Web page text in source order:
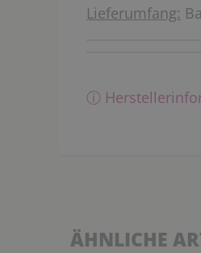
Lieferumfang:
ⓘ
ÄHNLICHE